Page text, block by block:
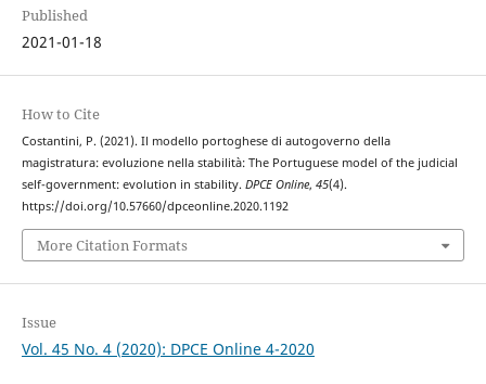
Published
2021-01-18
How to Cite
Costantini, P. (2021). Il modello portoghese di autogoverno della
magistratura: evoluzione nella stabilità: The Portuguese model of the judicial
self-government: evolution in stability. DPCE Online, 45(4).
https://doi.org/10.57660/dpceonline.2020.1192
More Citation Formats
Issue
Vol. 45 No. 4 (2020): DPCE Online 4-2020